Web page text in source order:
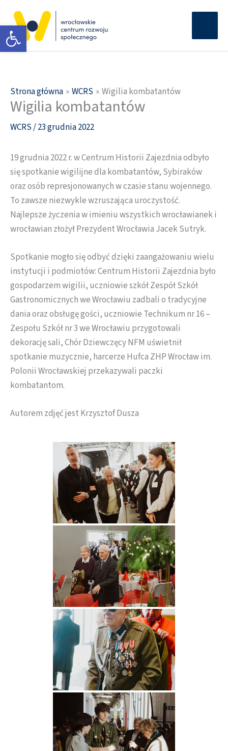
Otwórz pasek narzędzi
treści
Strona główna WCRS Wigilia kombatantów
Wigilia kombatantów
WCRS/23 grudnia 2022
19 grudnia 2022 r. w Centrum Historii Zajezdnia odbyło
się spotkanie wigilijne dla kombatantów, Sybiraków
oraz osób represjonowanych w czasie stanu wojennego.
To zawsze niezwykle wzruszająca uroczystość.
Najlepsze życzenia w imieniu wszystkich wrocławianek i
wrocławian złożył Prezydent Wrocławia Jacek Sutryk.
Spotkanie mogło się odbyć dzięki zaangażowaniu wielu
instytucji i podmiotów: Centrum Historii Zajezdnia było
gospodarzem wigilii, uczniowie szkół Zespół Szkół
Gastronomicznych we Wrocławiu zadbali o tradycyjne
dania oraz obsługę gości, uczniowie Technikum nr 16 –
Zespołu Szkół nr 3 we Wrocławiu przygotowali
dekorację sali, Chór Dziewczęcy NFM uświetnił
spotkanie muzycznie, harcerze Hufca ZHP Wrocław im.
Polonii Wrocławskiej przekazywali paczki
kombatantom.
Autorem zdjęć jest Krzysztof Dusza